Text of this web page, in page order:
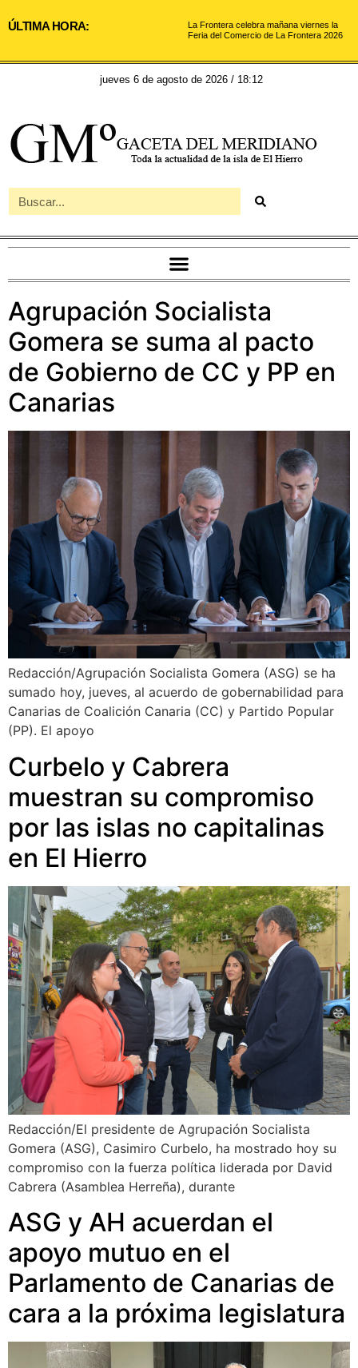
ÚLTIMA HORA:
La Frontera celebra mañana viernes la
Feria del Comercio de La Frontera 2026
jueves 6 de agosto de 2026 / 18:12
Agrupación Socialista
Gomera se suma al pacto
de Gobierno de CC y PP en
Canarias
Redacción/Agrupación Socialista Gomera (ASG) se ha
sumado hoy, jueves, al acuerdo de gobernabilidad para
Canarias de Coalición Canaria (CC) y Partido Popular
(PP). El apoyo
Curbelo y Cabrera
muestran su compromiso
por las islas no capitalinas
en El Hierro
Redacción/El presidente de Agrupación Socialista
Gomera (ASG), Casimiro Curbelo, ha mostrado hoy su
compromiso con la fuerza política liderada por David
Cabrera (Asamblea Herreña), durante
ASG y AH acuerdan el
apoyo mutuo en el
Parlamento de Canarias de
cara a la próxima legislatura